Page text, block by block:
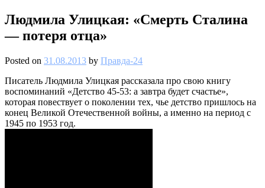
Людмила Улицкая: «Смерть Сталина
— потеря отца»
Posted on 31.08.2013 by Правда-24
Писатель Людмила Улицкая рассказала про свою книгу
воспоминаний «Детство 45-53: а завтра будет счастье»,
которая повествует о поколении тех, чье детство пришлось на
конец Великой Отечественной войны, а именно на период с
1945 по 1953 год.